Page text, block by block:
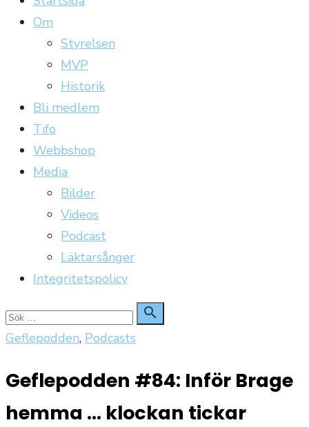
Om
Styrelsen
MVP
Historik
Bli medlem
Tifo
Webbshop
Media
Bilder
Videos
Podcast
Läktarsånger
Integritetspolicy
Sök
för:

Sök
Geflepodden, Podcasts
Geflepodden #84: Inför Brage
hemma … klockan tickar